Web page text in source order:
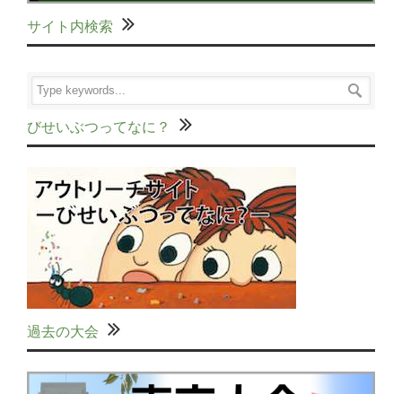
サイト内検索
びせいぶつってなに？
過去の大会